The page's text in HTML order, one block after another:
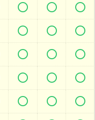
  
  
  
  
  